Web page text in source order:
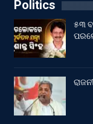
Politics
୫୩